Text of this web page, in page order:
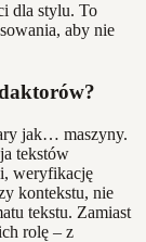
dla stylu. To
aby nie
jak… maszyny.
tekstów
weryfikację
kontekstu, nie
tekstu. Zamiast
rolę – z